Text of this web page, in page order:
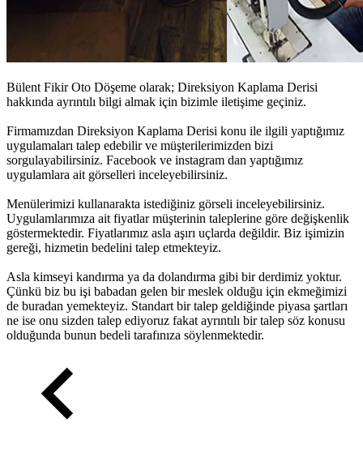
Bülent Fikir Oto Döşeme olarak; Direksiyon Kaplama Derisi
hakkında ayrıntılı bilgi almak için bizimle iletişime geçiniz.
Firmamızdan Direksiyon Kaplama Derisi konu ile ilgili yaptığımız
uygulamaları talep edebilir ve müşterilerimizden bizi
sorgulayabilirsiniz. Facebook ve instagram dan yaptığımız
uygulamlara ait görselleri inceleyebilirsiniz.
Menülerimizi kullanarakta istediğiniz görseli inceleyebilirsiniz.
Uygulamlarımıza ait fiyatlar müşterinin taleplerine göre değişkenlik
göstermektedir. Fiyatlarımız asla aşırı uçlarda değildir. Biz işimizin
gereği, hizmetin bedelini talep etmekteyiz.
Asla kimseyi kandırma ya da dolandırma gibi bir derdimiz yoktur.
Çünkü biz bu işi babadan gelen bir meslek olduğu için ekmeğimizi
de buradan yemekteyiz. Standart bir talep geldiğinde piyasa şartları
ne ise onu sizden talep ediyoruz fakat ayrıntılı bir talep söz konusu
olduğunda bunun bedeli tarafınıza söylenmektedir.